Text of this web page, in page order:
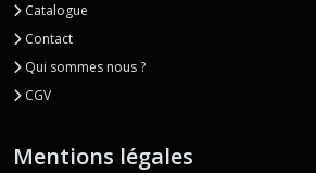
Catalogue
Contact
Qui sommes nous ?
CGV
Mentions légales